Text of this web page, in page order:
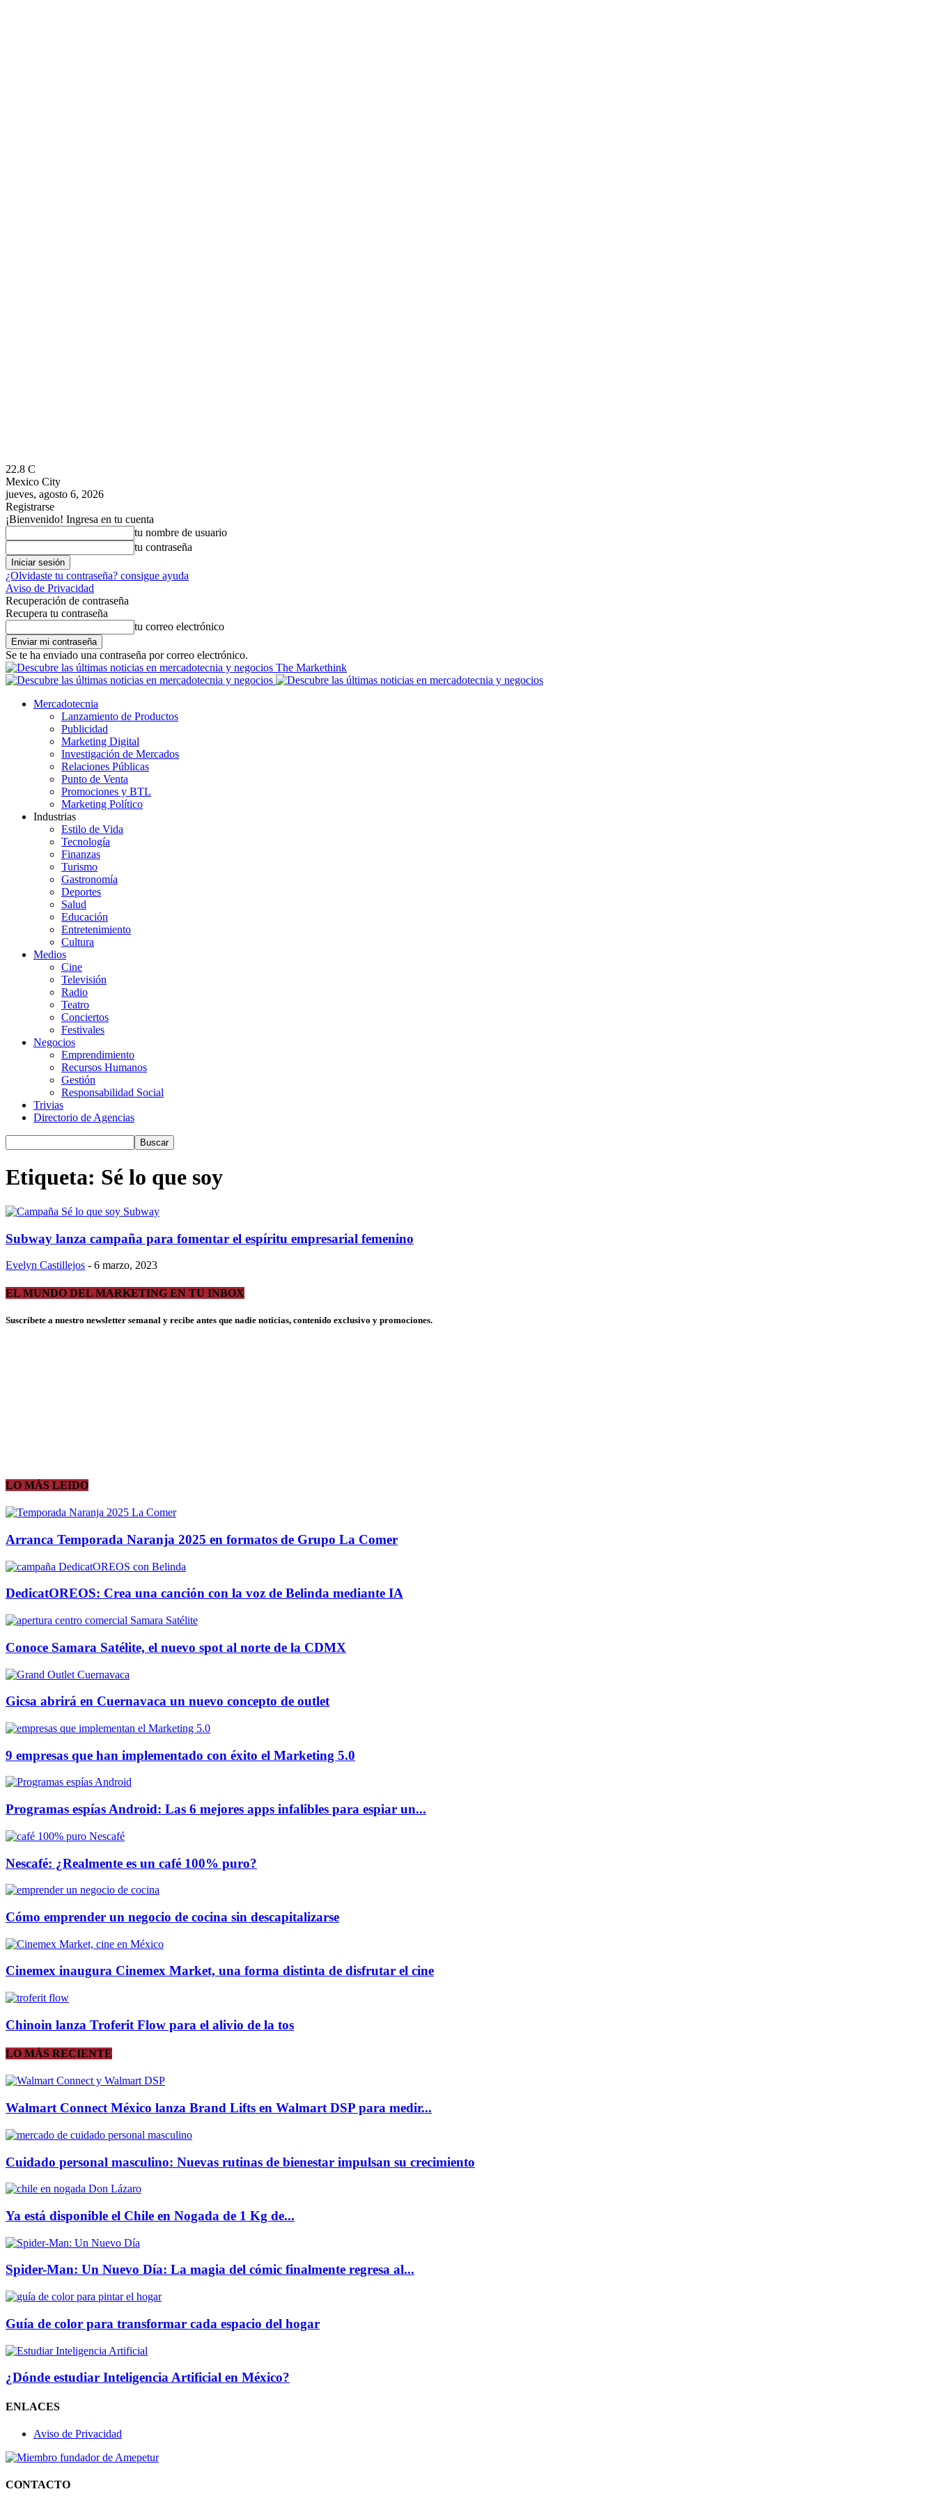
22.8 C
Mexico City
jueves, agosto 6, 2026
Registrarse
¡Bienvenido! Ingresa en tu cuenta
tu nombre de usuario
tu contraseña
¿Olvidaste tu contraseña? consigue ayuda
Aviso de Privacidad
Recuperación de contraseña
Recupera tu contraseña
tu correo electrónico
Se te ha enviado una contraseña por correo electrónico.
The Markethink
Mercadotecnia
Lanzamiento de Productos
Publicidad
Marketing Digital
Investigación de Mercados
Relaciones Públicas
Punto de Venta
Promociones y BTL
Marketing Político
Industrias
Estilo de Vida
Tecnología
Finanzas
Turismo
Gastronomía
Deportes
Salud
Educación
Entretenimiento
Cultura
Medios
Cine
Televisión
Radio
Teatro
Conciertos
Festivales
Negocios
Emprendimiento
Recursos Humanos
Gestión
Responsabilidad Social
Trivias
Directorio de Agencias
Etiqueta: Sé lo que soy
Subway lanza campaña para fomentar el espíritu empresarial femenino
Evelyn Castillejos - 6 marzo, 2023
EL MUNDO DEL MARKETING EN TU INBOX
Suscríbete a nuestro newsletter semanal y recibe antes que nadie noticias, contenido exclusivo y promociones.
LO MÁS LEIDO
Arranca Temporada Naranja 2025 en formatos de Grupo La Comer
DedicatOREOS: Crea una canción con la voz de Belinda mediante IA
Conoce Samara Satélite, el nuevo spot al norte de la CDMX
Gicsa abrirá en Cuernavaca un nuevo concepto de outlet
9 empresas que han implementado con éxito el Marketing 5.0
Programas espías Android: Las 6 mejores apps infalibles para espiar un...
Nescafé: ¿Realmente es un café 100% puro?
Cómo emprender un negocio de cocina sin descapitalizarse
Cinemex inaugura Cinemex Market, una forma distinta de disfrutar el cine
Chinoin lanza Troferit Flow para el alivio de la tos
LO MÁS RECIENTE
Walmart Connect México lanza Brand Lifts en Walmart DSP para medir...
Cuidado personal masculino: Nuevas rutinas de bienestar impulsan su crecimiento
Ya está disponible el Chile en Nogada de 1 Kg de...
Spider-Man: Un Nuevo Día: La magia del cómic finalmente regresa al...
Guía de color para transformar cada espacio del hogar
¿Dónde estudiar Inteligencia Artificial en México?
ENLACES
Aviso de Privacidad
CONTACTO